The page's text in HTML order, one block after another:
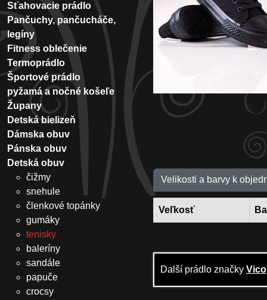
Velikosti a barvy k
Veľkosť
Další prádlo značky Vico
Sťahovacie prádlo
Pančuchy, pančucháče,
legíny
Fitness oblečenie
Termoprádlo
Športové prádlo
pyžamá a nočné košeľe
Župany
Detská bielizeň
Dámska obuv
Pánska obuv
Detská obuv
čižmy
snehule
členkové topánky
gumáky
tenisky
baleríny
sandále
papuče
crocsy